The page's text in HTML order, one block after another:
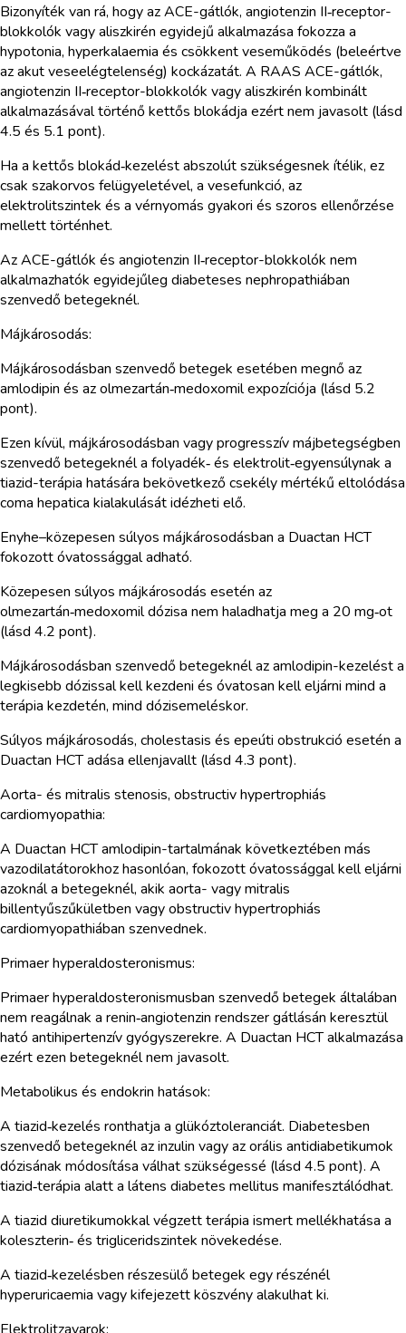
Bizonyíték van rá, hogy az ACE-gátlók, angiotenzin II‑receptor-
blokkolók vagy aliszkirén egyidejű alkalmazása fokozza a
hypotonia, hyperkalaemia és csökkent veseműködés (beleértve
az akut veseelégtelenség) kockázatát. A RAAS ACE-gátlók,
angiotenzin II‑receptor-blokkolók vagy aliszkirén kombinált
alkalmazásával történő kettős blokádja ezért nem javasolt (lásd
4.5 és 5.1 pont).
Ha a kettős blokád‑kezelést abszolút szükségesnek ítélik, ez
csak szakorvos felügyeletével, a vesefunkció, az
elektrolitszintek és a vérnyomás gyakori és szoros ellenőrzése
mellett történhet.
Az ACE-gátlók és angiotenzin II‑receptor-blokkolók nem
alkalmazhatók egyidejűleg diabeteses nephropathiában
szenvedő betegeknél.
Májkárosodás:
Májkárosodásban szenvedő betegek esetében megnő az
amlodipin és az olmezartán‑medoxomil expozíciója (lásd 5.2
pont).
Ezen kívül, májkárosodásban vagy progresszív májbetegségben
szenvedő betegeknél a folyadék‑ és elektrolit‑egyensúlynak a
tiazid-terápia hatására bekövetkező csekély mértékű eltolódása
coma hepatica kialakulását idézheti elő.
Enyhe–közepesen súlyos májkárosodásban a Duactan HCT
fokozott óvatossággal adható.
Közepesen súlyos májkárosodás esetén az
olmezartán‑medoxomil dózisa nem haladhatja meg a 20 mg‑ot
(lásd 4.2 pont).
Májkárosodásban szenvedő betegeknél az amlodipin-kezelést a
legkisebb dózissal kell kezdeni és óvatosan kell eljárni mind a
terápia kezdetén, mind dózisemeléskor.
Súlyos májkárosodás, cholestasis és epeúti obstrukció esetén a
Duactan HCT adása ellenjavallt (lásd 4.3 pont).
Aorta- és mitralis stenosis, obstructiv hypertrophiás
cardiomyopathia:
A Duactan HCT amlodipin-tartalmának következtében más
vazodilatátorokhoz hasonlóan, fokozott óvatossággal kell eljárni
azoknál a betegeknél, akik aorta- vagy mitralis
billentyűszűkületben vagy obstructiv hypertrophiás
cardiomyopathiában szenvednek.
Primaer hyperaldosteronismus:
Primaer hyperaldosteronismusban szenvedő betegek általában
nem reagálnak a renin‑angiotenzin rendszer gátlásán keresztül
ható antihipertenzív gyógyszerekre. A Duactan HCT alkalmazása
ezért ezen betegeknél nem javasolt.
Metabolikus és endokrin hatások:
A tiazid‑kezelés ronthatja a glükóztoleranciát. Diabetesben
szenvedő betegeknél az inzulin vagy az orális antidiabetikumok
dózisának módosítása válhat szükségessé (lásd 4.5 pont). A
tiazid‑terápia alatt a látens diabetes mellitus manifesztálódhat.
A tiazid diuretikumokkal végzett terápia ismert mellékhatása a
koleszterin‑ és trigliceridszintek növekedése.
A tiazid‑kezelésben részesülő betegek egy részénél
hyperuricaemia vagy kifejezett köszvény alakulhat ki.
Elektrolitzavarok: